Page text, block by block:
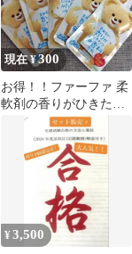
現在 ¥300
お得！！ファーファ 柔
軟剤の香りがひきたつ
無香料洗剤 10個
¥3,500